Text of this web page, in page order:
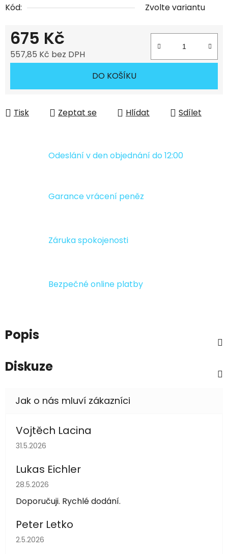
Kód:
Zvolte variantu
675 Kč
557,85 Kč bez DPH
DO KOŠÍKU
Tisk Zeptat se Hlídat Sdílet
Odeslání v den objednání do 12:00
Garance vrácení peněz
Záruka spokojenosti
Bezpečné online platby
Popis
Diskuze
Vojtěch Lacina
Hodnocení obchodu je 5 z 5 hvězdiček.
31.5.2026
Lukas Eichler
Hodnocení obchodu je 5 z 5 hvězdiček.
28.5.2026
Doporučuji. Rychlé dodání.
Peter Letko
Hodnocení obchodu je 5 z 5 hvězdiček.
2.5.2026